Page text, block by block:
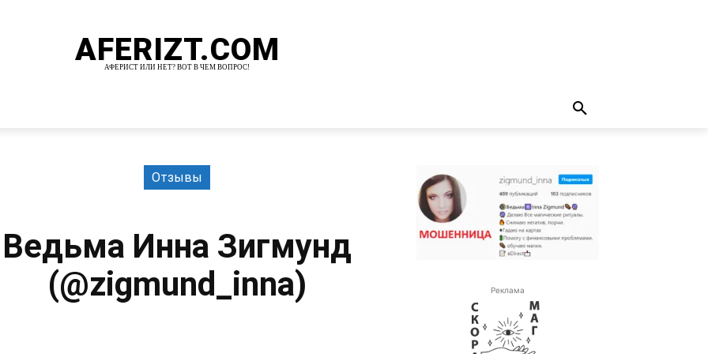
AFERIZT.COM
АФЕРИСТ ИЛИ НЕТ? ВОТ В ЧЕМ ВОПРОС!
Отзывы
Ведьма Инна Зигмунд
(@zigmund_inna)
Реклама